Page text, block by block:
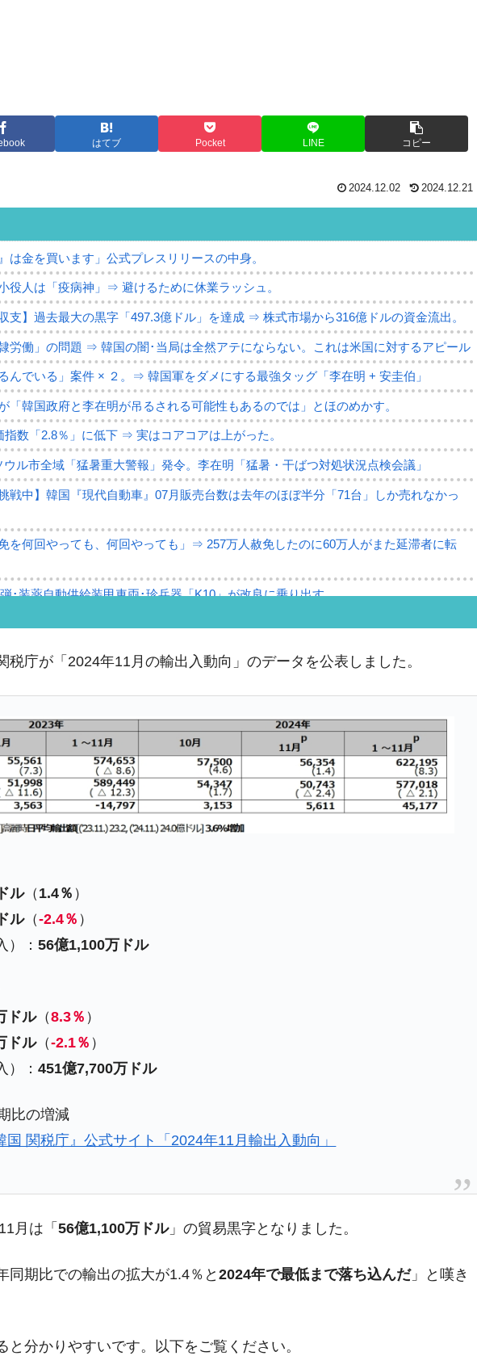
はてブ Pocket LINE コピー
2024.12.02 2024.12.21
は金を買います」公式プレスリリースの中身。
役人は「疫病神」⇒ 避けるために休業ラッシュ。
支】過去最大の黒字「497.3億ドル」を達成 ⇒ 株式市場から316億ドルの資金流出。
労働」の問題 ⇒ 韓国の闇･当局は全然アテにならない。これは米国に対するアピール
んでいる」案件 × ２。⇒ 韓国軍をダメにする最強タッグ「李在明 + 安圭伯」
「韓国政府と李在明が吊るされる可能性もあるのでは」とほのめかす。
指数「2.8％」に低下 ⇒ 実はコアコアは上がった。
ル市全域「猛暑重大警報」発令。李在明「猛暑・干ばつ対処状況点検会議」
戦中】韓国『現代自動車』07月販売台数は去年のほぼ半分「71台」しか売れなかっ
を何回やっても、何回やっても」⇒ 257万人赦免したのに60万人がまた延滞者に転
･装薬自動供給装甲車両･珍兵器「K10」が改良に乗り出す。
年層の雇用状況が悪い。せや、若者に起業させよう」⇒ どんな雇用対策だソレ。
っそく不動産対策で浅薄な発言。
同じく」投資に不適格な国だ。
「金の保有量を増やします」⇒「金を経由するドル入手」手段ではないのか？
「1日当たり1,214.4億ドル」まで拡大 ⇒ 海外資金の動きに強く左右される状態
た李在明。李在明を支持しない「50.5％」に上昇
ンクラ政策室長が告発された ⇒ 国家が行った恐るべき株価操作であり、空前の国政
が「丸刈りになって抗議活動」
導体絶好調」のウラで他業種は全般的「不調」⇒ PSIが示す現況は決して良くない。
】韓国消費者院が『クーパン』1人当たり賠償10万ウォンを認定 ⇒ 総額3兆7,000億
東部では干ばつ
ォン安が急進！ 日米の協調に韓国がいっちょがみしたのでは。
』車への補助金を全廃 ⇒ 実は韓国で『BYD』車は売れている。6カ月で対前年同期比
ティールが着韓！⇒ さっそく空港に詰めかけ「出て行け！」「極右勢力」のプラカー
国レバレッジETFの清算はほぼ終わった」
公団』株価暴落で200兆蒸発。
税庁が「2024年11月の輸出入動向」のデータを公表しました。
ル（ 1.4％ ）
ル（-2.4％ ）
）：56億1,100万ドル
ドル（8.3％ ）
ドル（-2.1％ ）
）：451億7,700万ドル
比の増減
国 関税庁』公式サイト「2024年11月輸出入動向」
月は「 56億1,100万ドル」の貿易黒字となりました。
同期比での輸出の拡大が1.4％と 2024年で最低まで落ち込んだ」と嘆き
分かりやすいです。以下をご覧ください。